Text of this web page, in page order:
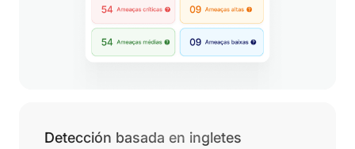
Detección basada en ingletes